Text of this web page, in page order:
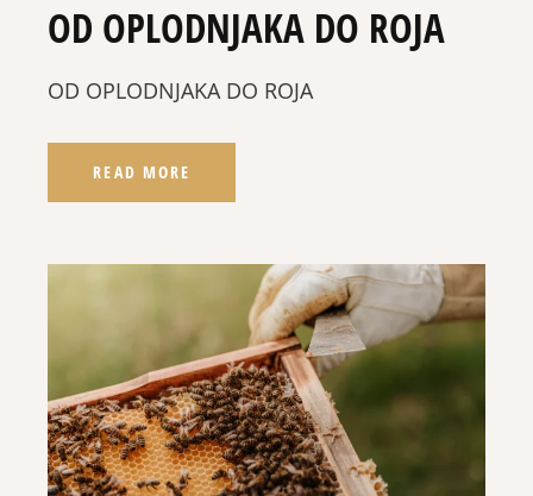
OD OPLODNJAKA DO ROJA
OD OPLODNJAKA DO ROJA
READ MORE